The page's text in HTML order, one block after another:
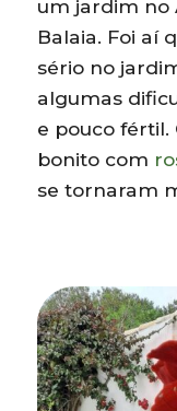
um jardim no
Balaia. Foi aí
sério no
algumas
e pouco fértil.
bonito com
se tornaram